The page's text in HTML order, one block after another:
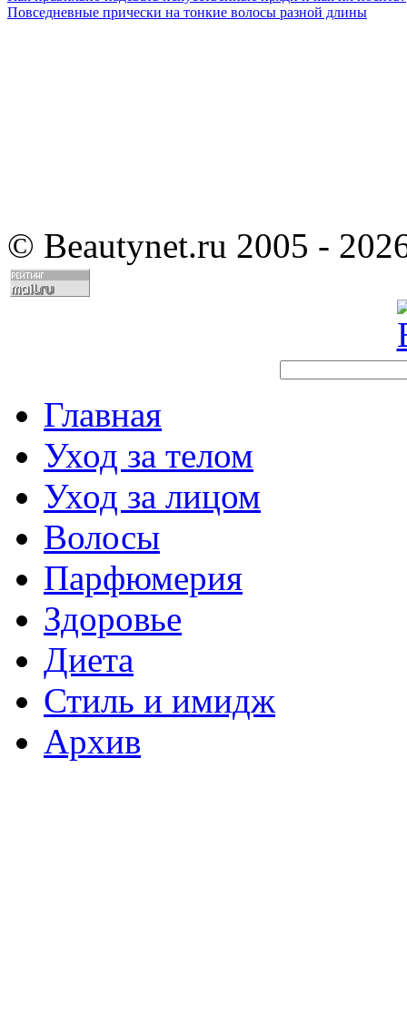
Повседневные прически на тонкие волосы разной длины
© Beautynet.ru 2005 -
Главная
Уход за телом
Уход за лицом
Волосы
Парфюмерия
Здоровье
Диета
Стиль и имидж
Архив